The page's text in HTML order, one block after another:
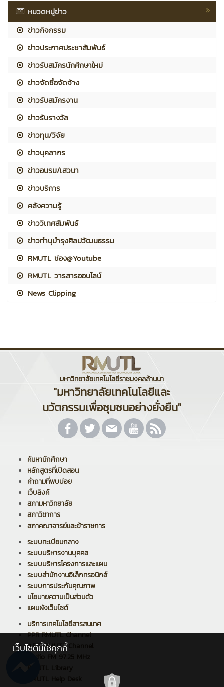
หมวดหมู่ข่าว
ข่าวกิจกรรม
ข่าวประกาศประชาสัมพันธ์
ข่าวรับสมัครนักศึกษาใหม่
ข่าวจัดซื้อจัดจ้าง
ข่าวรับสมัครงาน
ข่าวรับรางวัล
ข่าวทุน/วิจัย
ข่าวบุคลากร
ข่าวอบรม/เสวนา
ข่าวบริการ
คลังความรู้
ข่าววิเทศสัมพันธ์
ข่าวทำนุบำรุงศิลปวัฒนธรรม
RMUTL ช่อง@Youtube
RMUTL วารสารออนไลน์
News Clipping
มหาวิทยาลัยเทคโนโลยีราชมงคลล้านนา
"มหาวิทยาลัยเทคโนโลยีและ
นวัตกรรมเพื่อชุมชนอย่างยั่งยืน"
ค้นหานักศึกษา
หลักสูตรที่เปิดสอน
คำถามที่พบบ่อย
เว็บลิงค์
สภามหาวิทยาลัย
สภาวิชาการ
สภาคณาจารย์และข้าราชการ
ระบบทะเบียนกลาง
ระบบบริหารงานบุคคล
ระบบบริหารโครงการและแผน
ระบบสำนักงานอิเล็กทรอนิกส์
ระบบการประกันคุณภาพ
นโยบายความเป็นส่วนตัว
แผนผังเว็บไซต์
บริการเทคโนโลยีสารสนเทศ
PPR RMUTL Channel
ARIT RMUTL Channel
Radio FM 97.25 MHz
เว็บไซต์นี้ใช้คุกกี้